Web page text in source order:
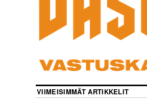
VIIMEISIMMÄT ARTIKKELIT